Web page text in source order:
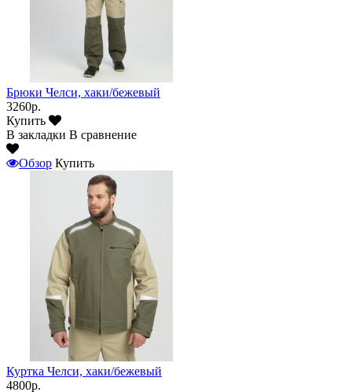
Брюки Челси, хаки/бежевый
3260р.
Купить
В закладки В сравнение
Обзор Купить
Куртка Челси, хаки/бежевый
4800р.